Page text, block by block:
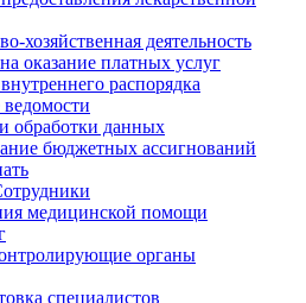
хозяйственная деятельность
оказание платных услуг
распорядка
обработки данных
бюджетных ассигнований
медицинской помощи
органы
специалистов